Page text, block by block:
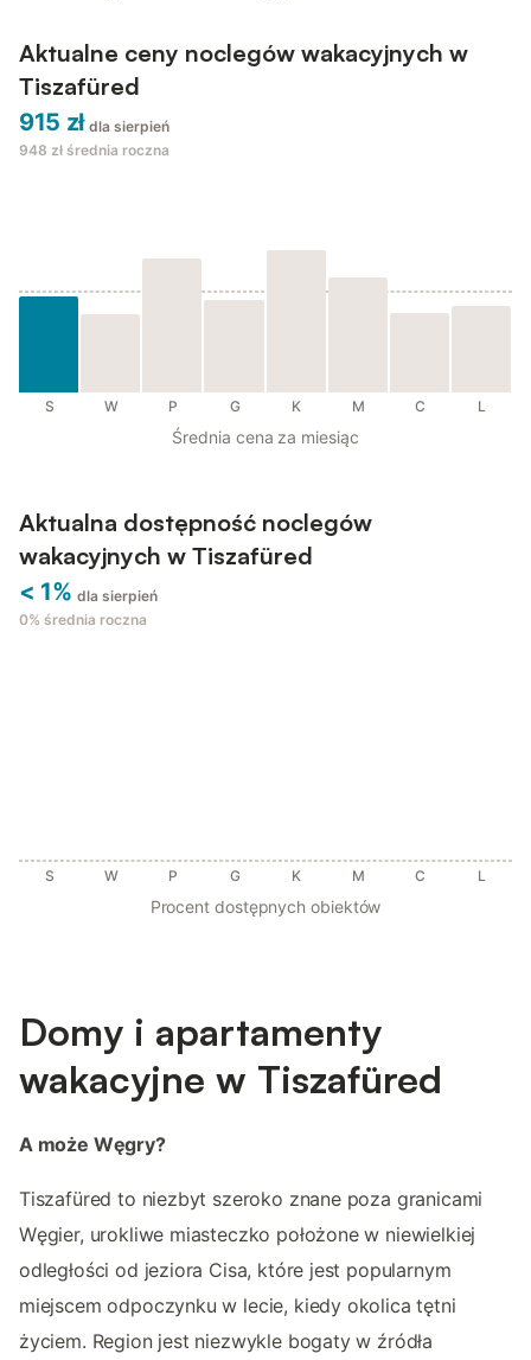
Aktualne ceny noclegów wakacyjnych w
Tiszafüred
915 zł dla sierpień
948 zł średnia roczna
S W P G K M C L
Średnia cena za miesiąc
Aktualna dostępność noclegów
wakacyjnych w Tiszafüred
< 1% dla sierpień
0% średnia roczna
S W P G K M C L
Procent dostępnych obiektów
Domy i apartamenty
wakacyjne w Tiszafüred
A może Węgry?
Tiszafüred to niezbyt szeroko znane poza granicami
Węgier, urokliwe miasteczko położone w niewielkiej
odległości od jeziora Cisa, które jest popularnym
miejscem odpoczynku w lecie, kiedy okolica tętni
życiem. Region jest niezwykle bogaty w źródła